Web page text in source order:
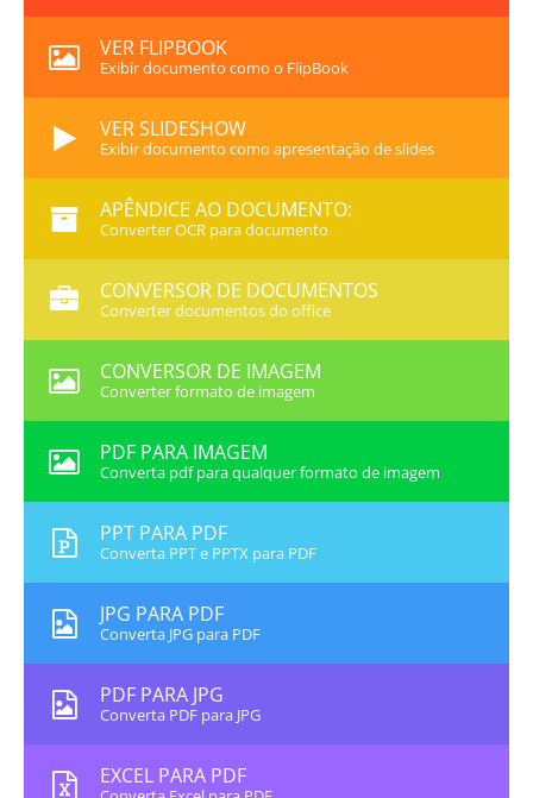
VER FLIPBOOK
Exibir documento como o FlipBook
VER SLIDESHOW
Exibir documento como apresentação de slides
APÊNDICE AO DOCUMENTO:
Converter OCR para documento
CONVERSOR DE DOCUMENTOS
Converter documentos do office
CONVERSOR DE IMAGEM
Converter formato de imagem
PDF PARA IMAGEM
Converta pdf para qualquer formato de imagem
PPT PARA PDF
Converta PPT e PPTX para PDF
JPG PARA PDF
Converta JPG para PDF
PDF PARA JPG
Converta PDF para JPG
EXCEL PARA PDF